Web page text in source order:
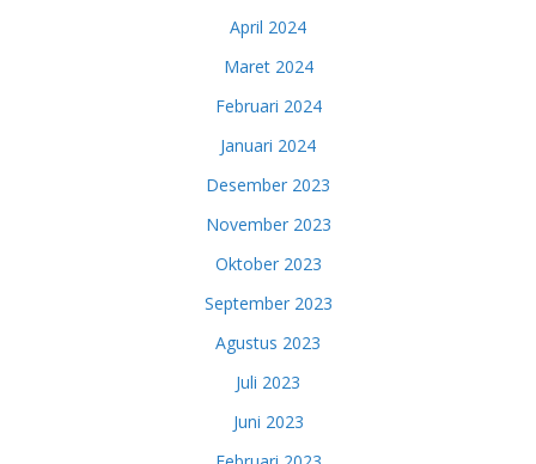
April 2024
Maret 2024
Februari 2024
Januari 2024
Desember 2023
November 2023
Oktober 2023
September 2023
Agustus 2023
Juli 2023
Juni 2023